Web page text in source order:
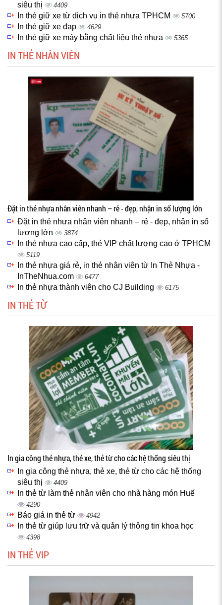
siêu thị
4409
In thẻ giữ xe từ dịch vụ in thẻ nhựa TPHCM 5700
In thẻ giữ xe đạp 4629
In thẻ giữ xe máy bằng chất liệu thẻ nhựa 5365
IN THẺ NHÂN VIÊN
Đặt in thẻ nhựa nhân viên nhanh – rẻ - đẹp, nhận in số lượng lớn
Đặt in thẻ nhựa nhân viên nhanh – rẻ - đẹp, nhận in số
lượng lớn
3874
In thẻ nhựa cao cấp, thẻ VIP chất lượng cao ở TPHCM
5119
In thẻ nhựa giá rẻ, in thẻ nhân viên từ In Thẻ Nhựa -
InTheNhua.com
6477
In thẻ nhựa thành viên cho CJ Building 6175
IN THẺ TỪ
In gia công thẻ nhựa, thẻ xe, thẻ từ cho các hệ thống siêu thị
In gia công thẻ nhựa, thẻ xe, thẻ từ cho các hệ thống
siêu thị
4409
In thẻ từ làm thẻ nhân viên cho nhà hàng món Huế
4290
Báo giá in thẻ từ 4942
In thẻ từ giúp lưu trữ và quản lý thông tin khoa học
4398
IN THẺ VIP